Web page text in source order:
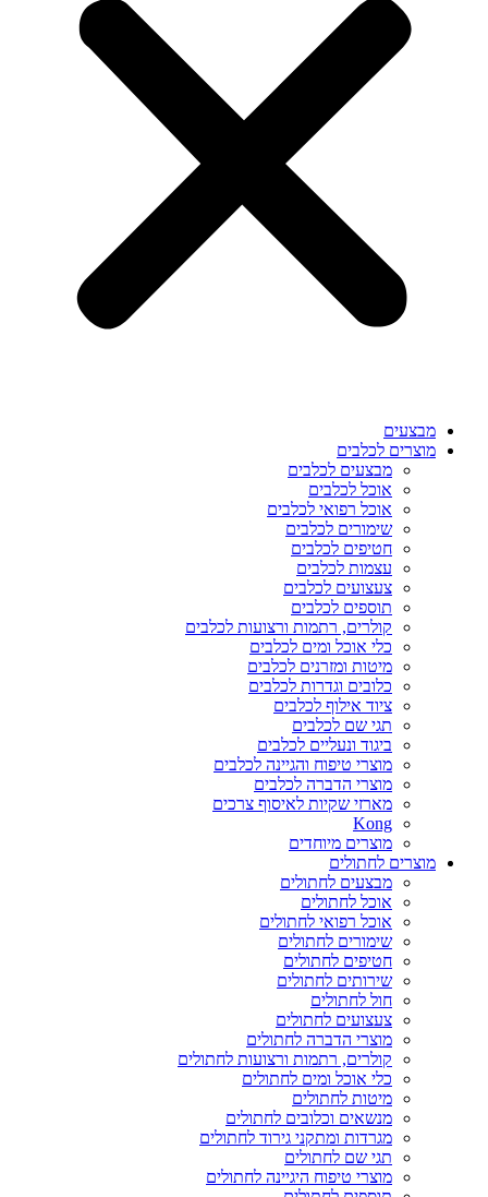
מבצעים
מוצרים לכלבים
מבצעים לכלבים
אוכל לכלבים
אוכל רפואי לכלבים
שימורים לכלבים
חטיפים לכלבים
עצמות לכלבים
צעצועים לכלבים
תוספים לכלבים
קולרים, רתמות ורצועות לכלבים
כלי אוכל ומים לכלבים
מיטות ומזרנים לכלבים
כלובים וגדרות לכלבים
ציוד אילוף לכלבים
תגי שם לכלבים
ביגוד ונעליים לכלבים
מוצרי טיפוח והגיינה לכלבים
מוצרי הדברה לכלבים
מארזי שקיות לאיסוף צרכים
Kong
מוצרים מיוחדים
מוצרים לחתולים
מבצעים לחתולים
אוכל לחתולים
אוכל רפואי לחתולים
שימורים לחתולים
חטיפים לחתולים
שירותים לחתולים
חול לחתולים
צעצועים לחתולים
מוצרי הדברה לחתולים
קולרים, רתמות ורצועות לחתולים
כלי אוכל ומים לחתולים
מיטות לחתולים
מנשאים וכלובים לחתולים
מגרדות ומתקני גירוד לחתולים
תגי שם לחתולים
מוצרי טיפוח היגיינה לחתולים